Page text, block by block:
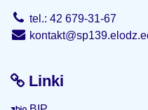
tel.: 42 679-31-67
Linki